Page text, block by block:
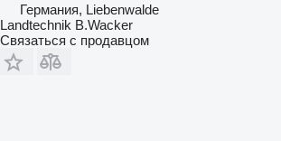
Германия, Liebenwalde
Landtechnik B.Wacker
Связаться с продавцом